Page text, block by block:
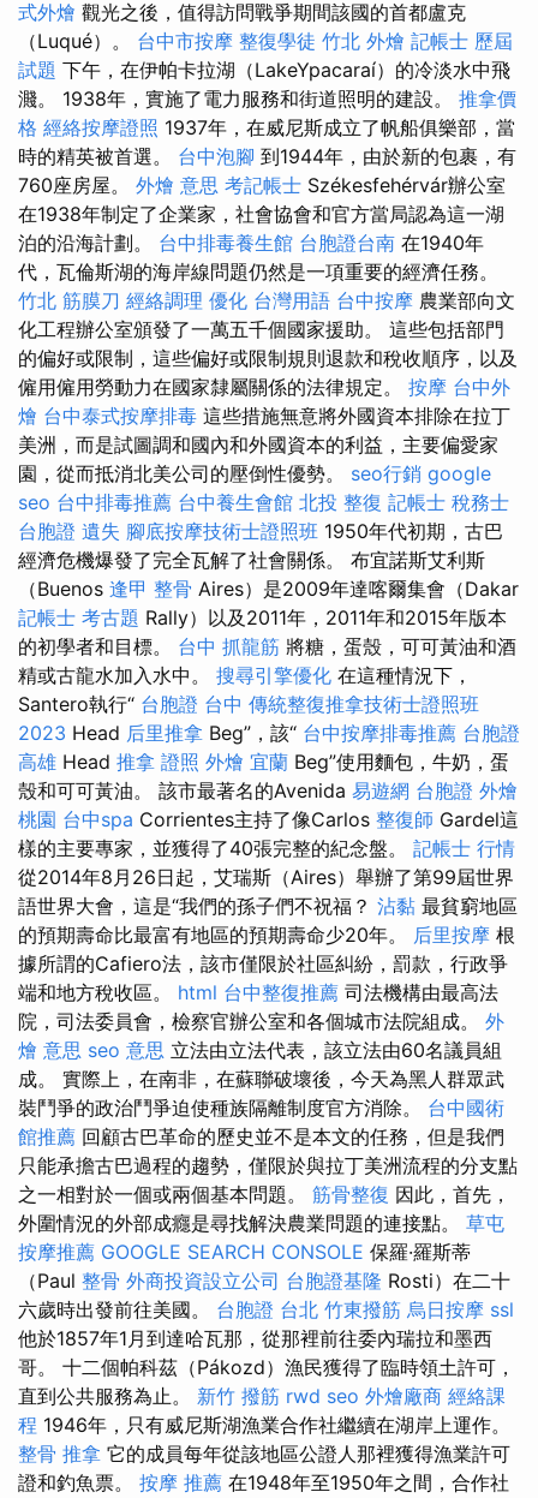
式外燴 觀光之後，值得訪問戰爭期間該國的首都盧克
（Luqué）。 台中市按摩 整復學徒 竹北 外燴 記帳士 歷屆
試題 下午，在伊帕卡拉湖（LakeYpacaraí）的冷淡水中飛
濺。 1938年，實施了電力服務和街道照明的建設。 推拿價
格 經絡按摩證照 1937年，在威尼斯成立了帆船俱樂部，當
時的精英被首選。 台中泡腳 到1944年，由於新的包裹，有
760座房屋。 外燴 意思 考記帳士 Székesfehérvár辦公室
在1938年制定了企業家，社會協會和官方當局認為這一湖
泊的沿海計劃。 台中排毒養生館 台胞證台南 在1940年
代，瓦倫斯湖的海岸線問題仍然是一項重要的經濟任務。
竹北 筋膜刀 經絡調理 優化 台灣用語 台中按摩 農業部向文
化工程辦公室頒發了一萬五千個國家援助。 這些包括部門
的偏好或限制，這些偏好或限制規則退款和稅收順序，以及
僱用僱用勞動力在國家隸屬關係的法律規定。 按摩 台中外
燴 台中泰式按摩排毒 這些措施無意將外國資本排除在拉丁
美洲，而是試圖調和國內和外國資本的利益，主要偏愛家
園，從而抵消北美公司的壓倒性優勢。 seo行銷 google
seo 台中排毒推薦 台中養生會館 北投 整復 記帳士 稅務士
台胞證 遺失 腳底按摩技術士證照班 1950年代初期，古巴
經濟危機爆發了完全瓦解了社會關係。 布宜諾斯艾利斯
（Buenos 逢甲 整骨 Aires）是2009年達喀爾集會（Dakar
記帳士 考古題 Rally）以及2011年，2011年和2015年版本
的初學者和目標。 台中 抓龍筋 將糖，蛋殼，可可黃油和酒
精或古龍水加入水中。 搜尋引擎優化 在這種情況下，
Santero執行“ 台胞證 台中 傳統整復推拿技術士證照班
2023 Head 后里推拿 Beg”，該“ 台中按摩排毒推薦 台胞證
高雄 Head 推拿 證照 外燴 宜蘭 Beg”使用麵包，牛奶，蛋
殼和可可黃油。 該市最著名的Avenida 易遊網 台胞證 外燴
桃園 台中spa Corrientes主持了像Carlos 整復師 Gardel這
樣的主要專家，並獲得了40張完整的紀念盤。 記帳士 行情
從2014年8月26日起，艾瑞斯（Aires）舉辦了第99屆世界
語世界大會，這是“我們的孫子們不祝福？ 沾黏 最貧窮地區
的預期壽命比最富有地區的預期壽命少20年。 后里按摩 根
據所謂的Cafiero法，該市僅限於社區糾紛，罰款，行政爭
端和地方稅收區。 html 台中整復推薦 司法機構由最高法
院，司法委員會，檢察官辦公室和各個城市法院組成。 外
燴 意思 seo 意思 立法由立法代表，該立法由60名議員組
成。 實際上，在南非，在蘇聯破壞後，今天為黑人群眾武
裝鬥爭的政治鬥爭迫使種族隔離制度官方消除。 台中國術
館推薦 回顧古巴革命的歷史並不是本文的任務，但是我們
只能承擔古巴過程的趨勢，僅限於與拉丁美洲流程的分支點
之一相對於一個或兩個基本問題。 筋骨整復 因此，首先，
外圍情況的外部成癮是尋找解決農業問題的連接點。 草屯
按摩推薦 GOOGLE SEARCH CONSOLE 保羅·羅斯蒂
（Paul 整骨 外商投資設立公司 台胞證基隆 Rosti）在二十
六歲時出發前往美國。 台胞證 台北 竹東撥筋 烏日按摩 ssl
他於1857年1月到達哈瓦那，從那裡前往委內瑞拉和墨西
哥。 十二個帕科茲（Pákozd）漁民獲得了臨時領土許可，
直到公共服務為止。 新竹 撥筋 rwd seo 外燴廠商 經絡課
程 1946年，只有威尼斯湖漁業合作社繼續在湖岸上運作。
整骨 推拿 它的成員每年從該地區公證人那裡獲得漁業許可
證和釣魚票。 按摩 推薦 在1948年至1950年之間，合作社